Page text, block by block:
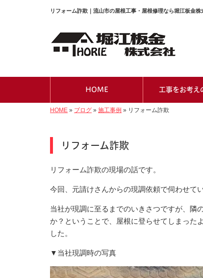
リフォーム詐欺｜流山市の屋根工事・屋根修理なら堀江板金株
HOME 工事をお考え
HOME » ブログ » 施工事例 » リフォーム詐欺
リフォーム詐欺
リフォーム詐欺の現場の話です。
今回、元請けさんからの現調依頼で伺わせて
当社が現調に至るまでのいきさつですが、隣
か？ということで、屋根に登らせてしまった
した。
▼当社現調時の写真